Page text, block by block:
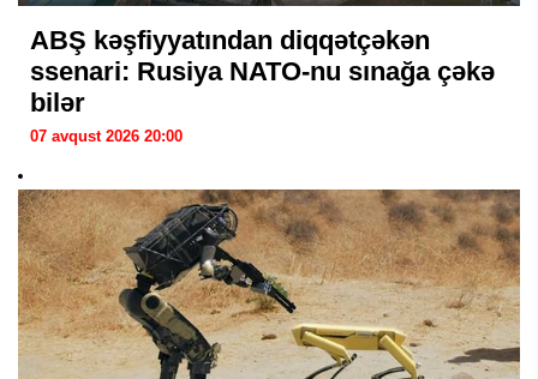
ABŞ kəşfiyyatından diqqətçəkən
ssenari: Rusiya NATO-nu sınağa çəkə
bilər
07 avqust 2026 20:00